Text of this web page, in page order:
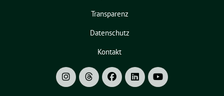
Transparenz
Datenschutz
Kontakt